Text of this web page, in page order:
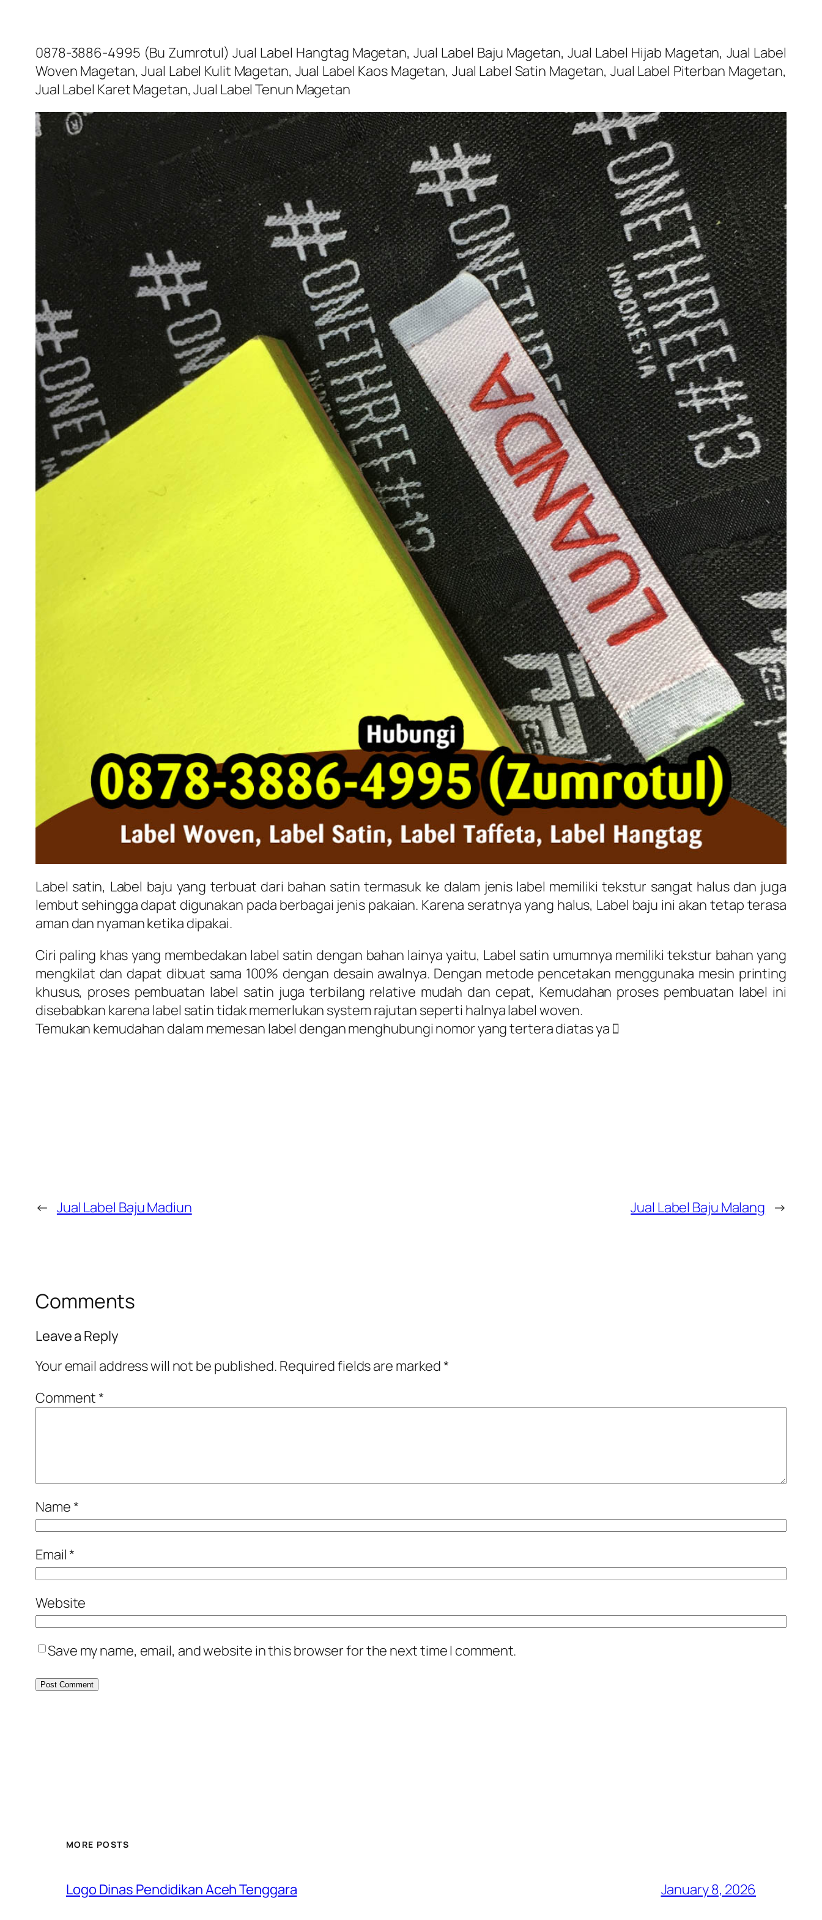
0878-3886-4995 (Bu Zumrotul) Jual Label Hangtag Magetan, Jual Label Baju Magetan, Jual Label Hijab Magetan, Jual Label
Woven Magetan, Jual Label Kulit Magetan, Jual Label Kaos Magetan, Jual Label Satin Magetan, Jual Label Piterban Magetan,
Jual Label Karet Magetan, Jual Label Tenun Magetan
Label satin, Label baju yang terbuat dari bahan satin termasuk ke dalam jenis label memiliki tekstur sangat halus dan juga
lembut sehingga dapat digunakan pada berbagai jenis pakaian. Karena seratnya yang halus, Label baju ini akan tetap terasa
aman dan nyaman ketika dipakai.
Ciri paling khas yang membedakan label satin dengan bahan lainya yaitu, Label satin umumnya memiliki tekstur bahan yang
mengkilat dan dapat dibuat sama 100% dengan desain awalnya. Dengan metode pencetakan menggunaka mesin printing
khusus, proses pembuatan label satin juga terbilang relative mudah dan cepat, Kemudahan proses pembuatan label ini
disebabkan karena label satin tidak memerlukan system rajutan seperti halnya label woven.
Temukan kemudahan dalam memesan label dengan menghubungi nomor yang tertera diatas ya 
← Jual Label Baju Madiun Jual Label Baju Malang →
Comments
Leave a Reply
Your email address will not be published. Required fields are marked*
Comment*
Name*
Email*
Website
Save my name, email, and website in this browser for the next time I comment.
MORE POSTS
Logo Dinas Pendidikan Aceh Tenggara January 8, 2026